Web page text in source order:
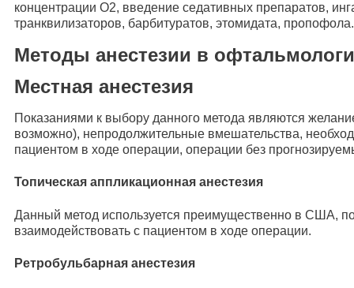
концентрации О2, введение седативных препаратов,
транквилизаторов, барбитуратов, этомидата, пропофола.
Методы анестезии в
Местная анестезия
Показаниями к выбору данного метода являются
возможно), непродолжительные вмешательства,
пациентом в ходе операции, операции без
Топическая аппликационная анестезия
Данный метод используется преимущественно в США,
взаимодействовать с пациентом в ходе операции.
Ретробульбарная анестезия